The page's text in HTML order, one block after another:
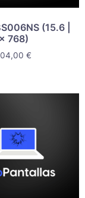
(15.6 |
768)
€